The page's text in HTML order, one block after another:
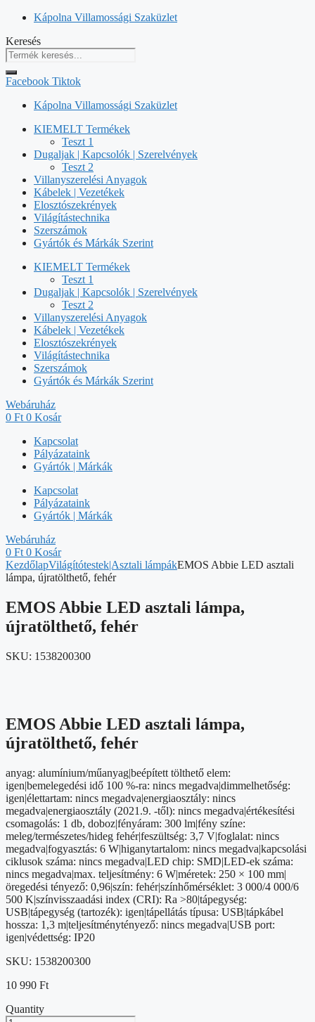
Kilépés
tartalomba
Kápolna Villamossági Szaküzlet
Keresés
Facebook Tiktok
Kápolna Villamossági Szaküzlet
KIEMELT Termékek
Teszt 1
Dugaljak | Kapcsolók | Szerelvények
Teszt 2
Villanyszerelési Anyagok
Kábelek | Vezetékek
Elosztószekrények
Világítástechnika
Szerszámok
Gyártók és Márkák Szerint
KIEMELT Termékek
Teszt 1
Dugaljak | Kapcsolók | Szerelvények
Teszt 2
Villanyszerelési Anyagok
Kábelek | Vezetékek
Elosztószekrények
Világítástechnika
Szerszámok
Gyártók és Márkák Szerint
Webáruház
0 Ft 0 Kosár
Kapcsolat
Pályázataink
Gyártók | Márkák
Kapcsolat
Pályázataink
Gyártók | Márkák
Webáruház
0 Ft 0 Kosár
KezdőlapVilágítótestek|Asztali lámpákEMOS Abbie LED asztali
lámpa, újratölthető, fehér
EMOS Abbie LED asztali lámpa,
újratölthető, fehér
SKU: 1538200300
EMOS Abbie LED asztali lámpa,
újratölthető, fehér
anyag: alumínium/műanyag|beépített tölthető elem:
igen|bemelegedési idő 100 %-ra: nincs megadva|dimmelhetőség:
igen|élettartam: nincs megadva|energiaosztály: nincs
megadva|energiaosztály (2021.9. -től): nincs megadva|értékesítési
csomagolás: 1 db, doboz|fényáram: 300 lm|fény színe:
meleg/természetes/hideg fehér|feszültség: 3,7 V|foglalat: nincs
megadva|fogyasztás: 6 W|higanytartalom: nincs megadva|kapcsolási
ciklusok száma: nincs megadva|LED chip: SMD|LED-ek száma:
nincs megadva|max. teljesítmény: 6 W|méretek: 250 × 100 mm|
öregedési tényező: 0,96|szín: fehér|színhőmérséklet: 3 000/4 000/6
500 K|színvisszaadási index (CRI): Ra >80|tápegység:
USB|tápegység (tartozék): igen|tápellátás típusa: USB|tápkábel
hossza: 1,3 m|teljesítménytényező: nincs megadva|USB port:
igen|védettség: IP20
SKU: 1538200300
10 990 Ft
Quantity